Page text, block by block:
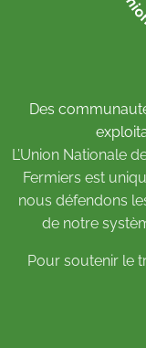
Des
L’Union Nationale
Fermiers est
nous défendons
de notre
Pour soutenir le